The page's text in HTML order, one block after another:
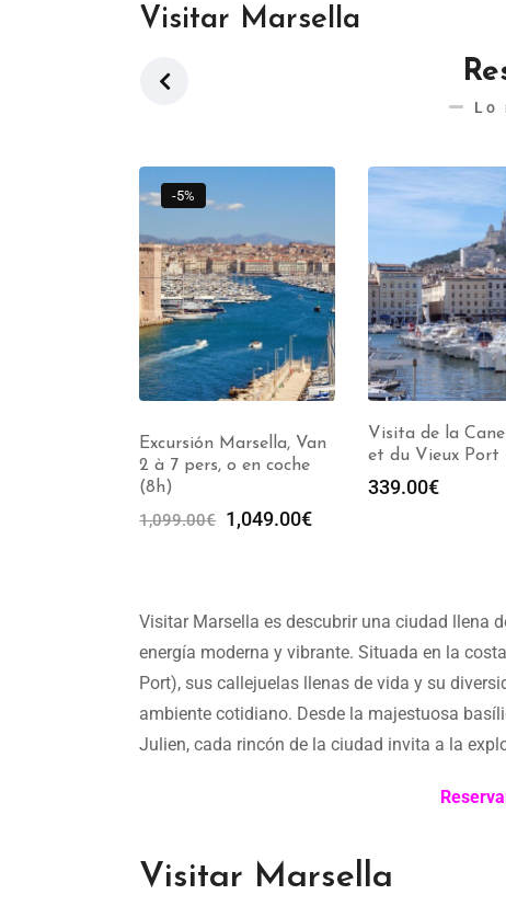
Visitar Marsella
Lo
Visita de la Canebière
et du Vieux Port (2h)
339.00
Excursión Cassis,
à 7 pers, (4h)
449.00€
Visitar Marsella es descubrir una ciudad llena
energía moderna y vibrante. Situada en la
Port), sus callejuelas llenas de vida y su
ambiente cotidiano. Desde la majestuosa
Julien, cada rincón de la ciudad invita a la
Visitar Marsella